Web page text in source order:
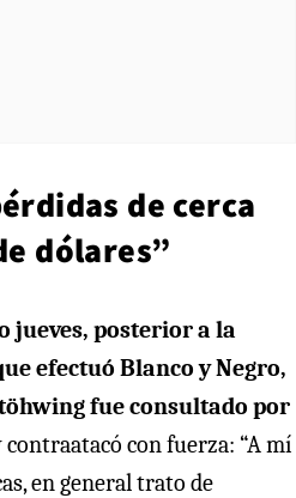
de cerca
dólares”
jueves, posterior a la
efectuó Blanco y Negro,
fue consultado por
contraatacó con fuerza: “A mí
en general trato de